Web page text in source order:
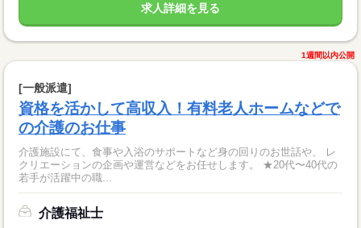
求人詳細を見る
1週間以内公開
[一般派遣]
資格を活かして高収入！有料老人ホームなどで
の介護のお仕事
介護施設にて、食事や入浴のサポートなど身の回りのお世話や、 レ
クリエーションの企画や運営などをお任せします。 ★20代〜40代の
若手が活躍中の職...
介護福祉士